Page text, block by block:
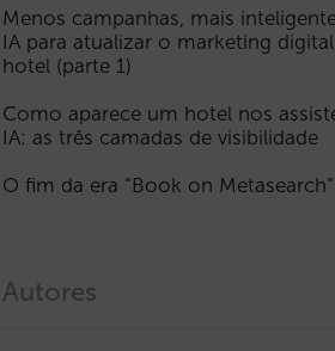
Menos campanhas, mais
IA para atualizar o marketing
hotel (parte 1)
Como aparece um hotel nos
IA: as três camadas de visibilidade
O fim da era “Book on Metasearch”
Autores